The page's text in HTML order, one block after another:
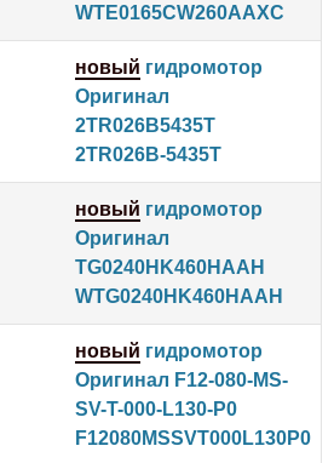
WTE0165CW260AAXC
новый гидромотор
Оригинал
2TR026B5435T
2TR026B-5435T
новый гидромотор
Оригинал
TG0240HK460HAAH
WTG0240HK460HAAH
новый гидромотор
Оригинал F12-080-MS-
SV-T-000-L130-P0
F12080MSSVT000L130P0